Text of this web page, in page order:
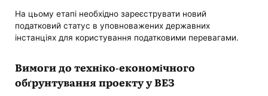
На цьому етапі необхідно зареєструвати новий
податковий статус в уповноважених державних
інстанціях для користування податковими перевагами.
Вимоги до техніко-економічного
обґрунтування проекту у ВЕЗ